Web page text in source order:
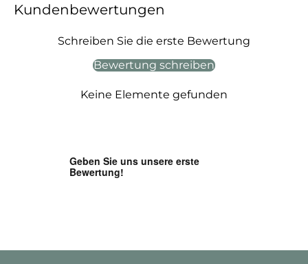
Kundenbewertungen
Schreiben Sie die erste Bewertung
Bewertung schreiben
Keine Elemente gefunden